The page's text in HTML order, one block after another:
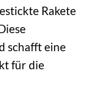
Rakete
schafft eine
für die